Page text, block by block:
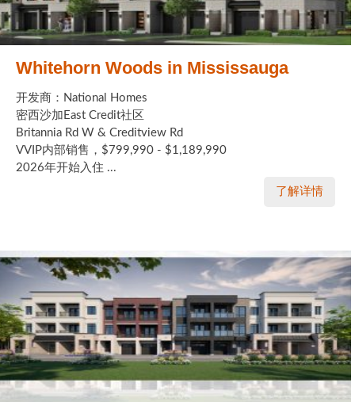
Whitehorn Woods in Mississauga
开发商：National Homes
密西沙加East Credit社区
Britannia Rd W & Creditview Rd
VVIP内部销售，$799,990 - $1,189,990
2026年开始入住 ...
了解详情